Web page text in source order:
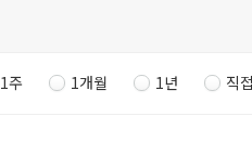
1주 1개월 1년 직